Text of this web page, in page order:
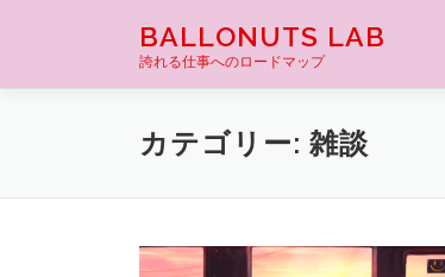
ン
BALLONUTS LAB
誇れる仕事へのロードマップ
カテゴリー: 雑談